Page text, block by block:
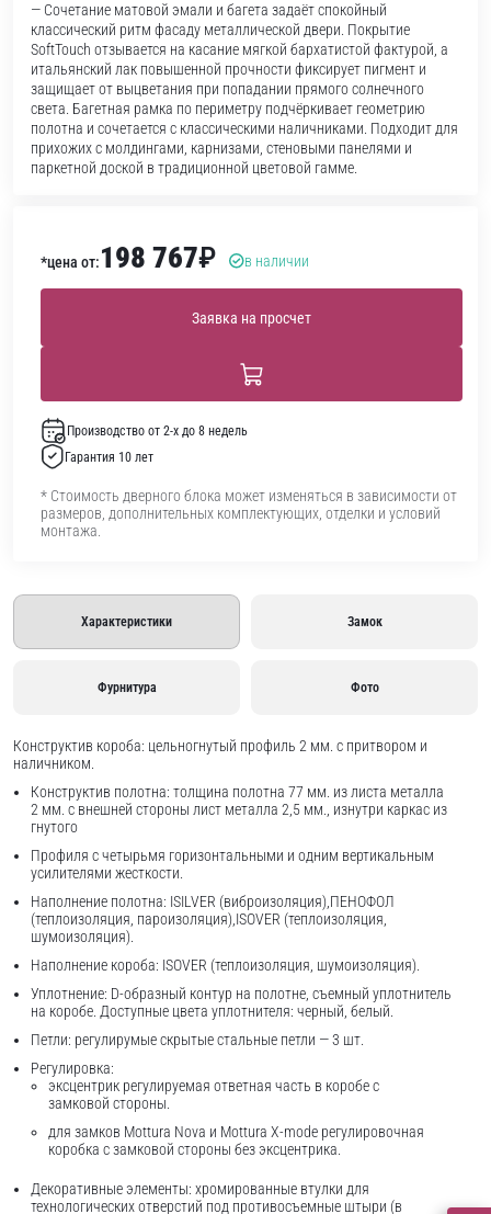
— Сочетание матовой эмали и багета задаёт спокойный
классический ритм фасаду металлической двери. Покрытие
SoftTouch отзывается на касание мягкой бархатистой фактурой, а
итальянский лак повышенной прочности фиксирует пигмент и
защищает от выцветания при попадании прямого солнечного
света. Багетная рамка по периметру подчёркивает геометрию
полотна и сочетается с классическими наличниками. Подходит для
прихожих с молдингами, карнизами, стеновыми панелями и
паркетной доской в традиционной цветовой гамме.
*цена от:198 767₽ в наличии
Заявка на просчет
Производство от 2-х до 8 недель
Гарантия 10 лет
* Стоимость дверного блока может изменяться в зависимости от
размеров, дополнительных комплектующих, отделки и условий
монтажа.
Характеристики Замок
Фурнитура Фото
Конструктив короба: цельногнутый профиль 2 мм. с притвором и
наличником.
Конструктив полотна: толщина полотна 77 мм. из листа металла
2 мм. с внешней стороны лист металла 2,5 мм., изнутри каркас из
гнутого
Профиля с четырьмя горизонтальными и одним вертикальным
усилителями жесткости.
Наполнение полотна: ISILVER (виброизоляция),ПЕНОФОЛ
(теплоизоляция, пароизоляция),ISOVER (теплоизоляция,
шумоизоляция).
Наполнение короба: ISOVER (теплоизоляция, шумоизоляция).
Уплотнение: D-образный контур на полотне, съемный уплотнитель
на коробе. Доступные цвета уплотнителя: черный, белый.
Петли: регулирумые скрытые стальные петли — 3 шт.
Регулировка:
эксцентрик регулируемая ответная часть в коробе с
замковой стороны.
для замков Mottura Nova и Mottura X-mode регулировочная
коробка с замковой стороны без эксцентрика.
Декоративные элементы: хромированные втулки для
технологических отверстий под противосъемные штыри (в